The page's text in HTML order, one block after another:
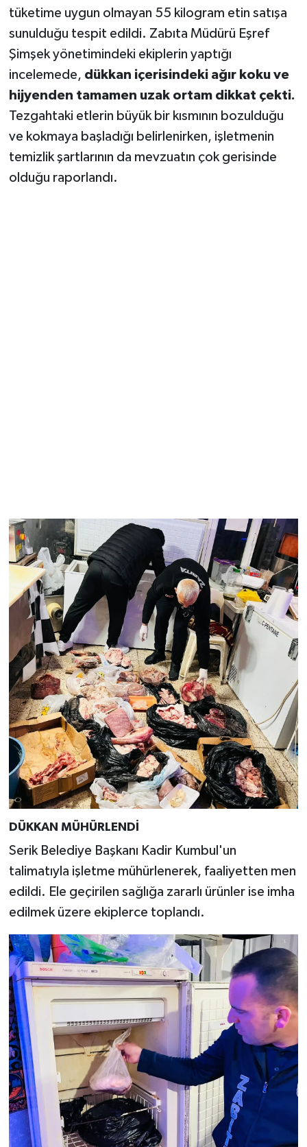
tüketime uygun olmayan 55 kilogram etin satışa
sunulduğu tespit edildi. Zabıta Müdürü Eşref
Şimşek yönetimindeki ekiplerin yaptığı
incelemede, dükkan içerisindeki ağır koku ve
hijyenden tamamen uzak ortam dikkat çekti.
Tezgahtaki etlerin büyük bir kısmının bozulduğu
ve kokmaya başladığı belirlenirken, işletmenin
temizlik şartlarının da mevzuatın çok gerisinde
olduğu raporlandı.
DÜKKAN MÜHÜRLENDİ
Serik Belediye Başkanı Kadir Kumbul'un
talimatıyla işletme mühürlenerek, faaliyetten men
edildi. Ele geçirilen sağlığa zararlı ürünler ise imha
edilmek üzere ekiplerce toplandı.